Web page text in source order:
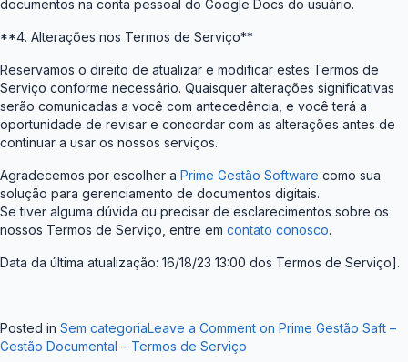
documentos na conta pessoal do Google Docs do usuário.
**4. Alterações nos Termos de Serviço**
Reservamos o direito de atualizar e modificar estes Termos de
Serviço conforme necessário. Quaisquer alterações significativas
serão comunicadas a você com antecedência, e você terá a
oportunidade de revisar e concordar com as alterações antes de
continuar a usar os nossos serviços.
Agradecemos por escolher a Prime Gestão Software como sua
solução para gerenciamento de documentos digitais.
Se tiver alguma dúvida ou precisar de esclarecimentos sobre os
nossos Termos de Serviço, entre em contato conosco.
Data da última atualização: 16/18/23 13:00 dos Termos de Serviço].
Posted in Sem categoriaLeave a Comment on Prime Gestão Saft –
Gestão Documental – Termos de Serviço